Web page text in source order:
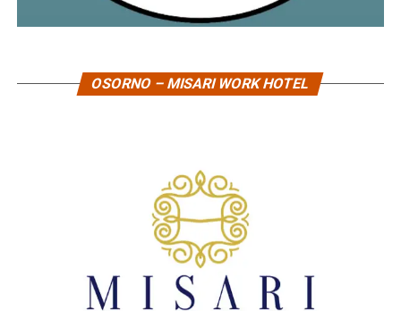
OSORNO – MISARI WORK HOTEL